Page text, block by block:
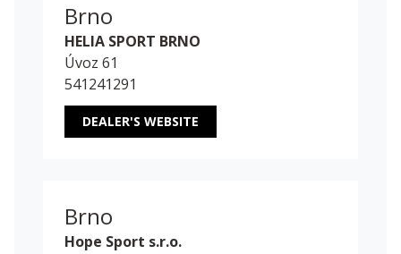
Brno
HELIA SPORT BRNO
Úvoz 61
541241291
DEALER'S WEBSITE
Brno
Hope Sport s.r.o.